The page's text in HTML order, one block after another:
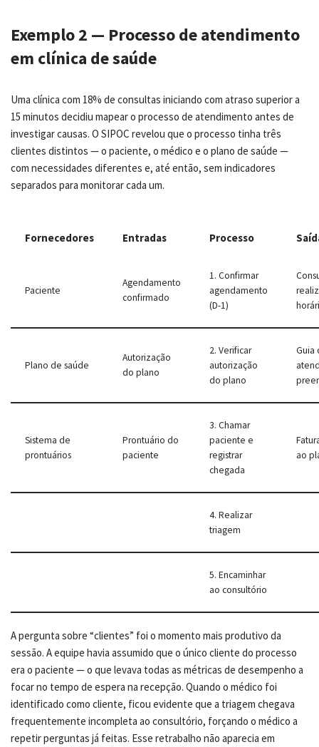
Exemplo 2 — Processo de atendimento
em clínica de saúde
Uma clínica com 18% de consultas iniciando com atraso superior a
15 minutos decidiu mapear o processo de atendimento antes de
investigar causas. O SIPOC revelou que o processo tinha três
clientes distintos — o paciente, o médico e o plano de saúde —
com necessidades diferentes e, até então, sem indicadores
separados para monitorar cada um.
Fornecedores Entradas Processo
Paciente
Agendamento
confirmado
1. Confirmar
agendamento
(D-1)
Plano de saúde
Autorização
do plano
2. Verificar
autorização
do plano
Guia
Sistema de
prontuários
Prontuário do
paciente
3. Chamar
paciente e
registrar
chegada
ao
4. Realizar
triagem
5. Encaminhar
ao consultório
A pergunta sobre “clientes” foi o momento mais produtivo da
sessão. A equipe havia assumido que o único cliente do processo
era o paciente — o que levava todas as métricas de desempenho a
focar no tempo de espera na recepção. Quando o médico foi
identificado como cliente, ficou evidente que a triagem chegava
frequentemente incompleta ao consultório, forçando o médico a
repetir perguntas já feitas. Esse retrabalho não aparecia em